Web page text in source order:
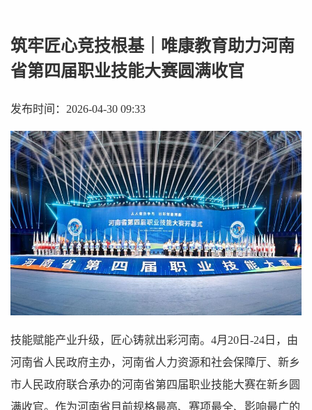
筑牢匠心竞技根基｜唯康教育助力河南
省第四届职业技能大赛圆满收官
发布时间：2026-04-30 09:33
技能赋能产业升级，匠心铸就出彩河南。4月20日-24日，由
河南省人民政府主办，河南省人力资源和社会保障厅、新乡
市人民政府联合承办的河南省第四届职业技能大赛在新乡圆
满收官。作为河南省目前规格最高、赛项最全、影响最广的